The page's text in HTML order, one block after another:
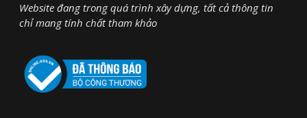
Website đang trong quá trình xây dựng, tất cả thông tin
chỉ mang tính chất tham khảo